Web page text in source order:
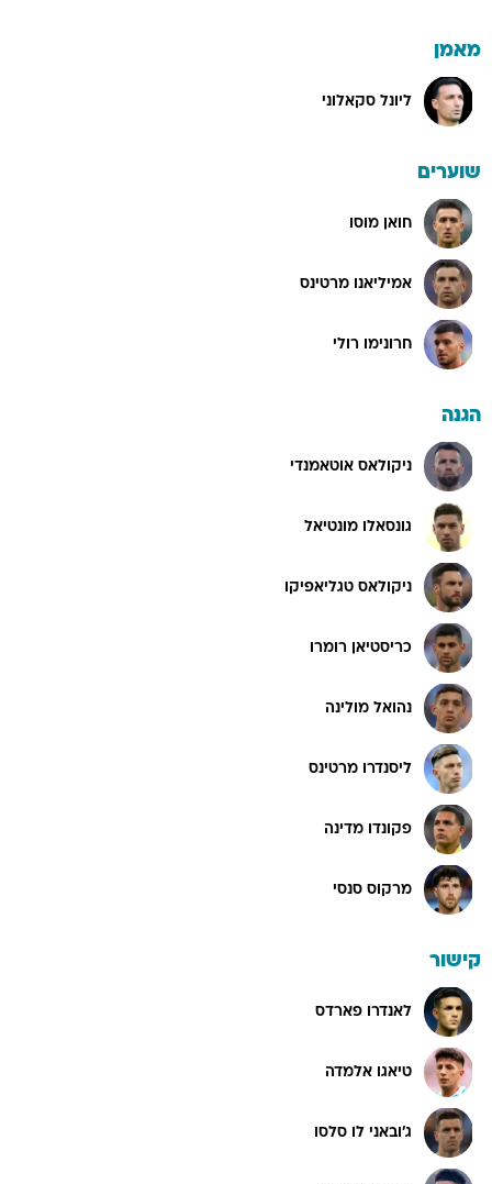
מאמן
ליונל סקאלוני
שוערים
חואן מוסו
אמיליאנו מרטינס
חרונימו רולי
הגנה
ניקולאס אוטאמנדי
גונסאלו מונטיאל
ניקולאס טגליאפיקו
כריסטיאן רומרו
נהואל מולינה
ליסנדרו מרטינס
פקונדו מדינה
מרקוס סנסי
קישור
לאנדרו פארדס
טיאגו אלמדה
ג'ובאני לו סלסו